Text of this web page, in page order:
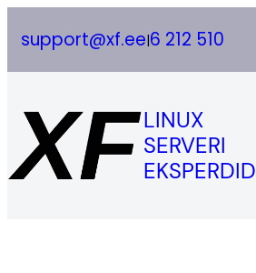
tosupport@xf.ee|6 212 510
LINUX
SERVERI
EKSPERDID